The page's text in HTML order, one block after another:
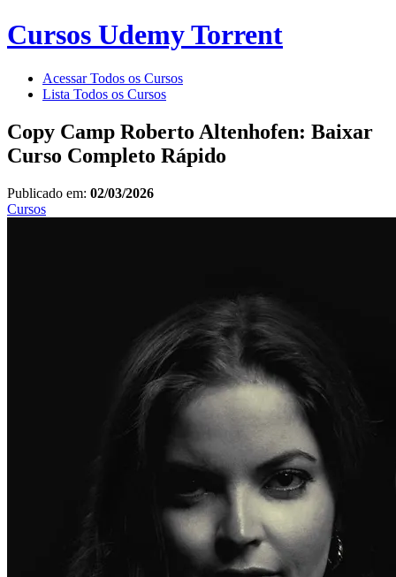
Cursos Udemy Torrent
Acessar Todos os Cursos
Lista Todos os Cursos
Copy Camp Roberto Altenhofen: Baixar
Curso Completo Rápido
Publicado em: 02/03/2026
Cursos